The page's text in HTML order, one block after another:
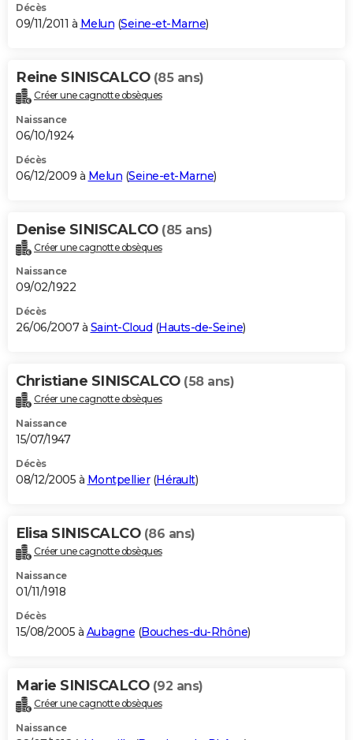
Décès
09/11/2011 à Melun (Seine-et-Marne)
Reine SINISCALCO (85 ans)
Créer une cagnotte obsèques
Naissance
06/10/1924
Décès
06/12/2009 à Melun (Seine-et-Marne)
Denise SINISCALCO (85 ans)
Créer une cagnotte obsèques
Naissance
09/02/1922
Décès
26/06/2007 à Saint-Cloud (Hauts-de-Seine)
Christiane SINISCALCO (58 ans)
Créer une cagnotte obsèques
Naissance
15/07/1947
Décès
08/12/2005 à Montpellier(Hérault)
Elisa SINISCALCO (86 ans)
Créer une cagnotte obsèques
Naissance
01/11/1918
Décès
15/08/2005 à Aubagne (Bouches-du-Rhône)
Marie SINISCALCO (92 ans)
Créer une cagnotte obsèques
Naissance